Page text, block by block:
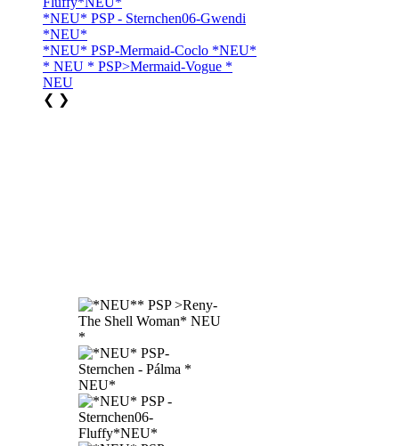
*NEU* PSP - Sternchen06-Gwendi
*NEU*
*NEU* PSP-Mermaid-Coclo *NEU*
* NEU * PSP>Mermaid-Vogue *
NEU
❮ ❯